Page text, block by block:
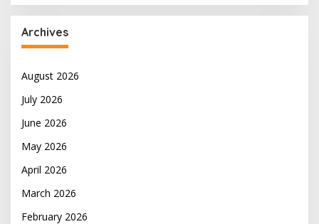
Archives
August 2026
July 2026
June 2026
May 2026
April 2026
March 2026
February 2026